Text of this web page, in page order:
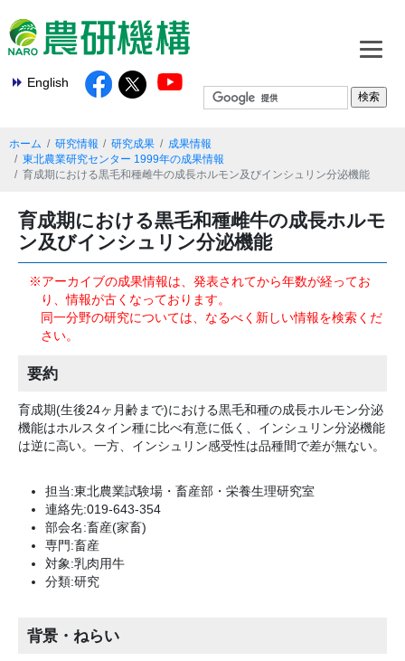
English
ホーム 研究情報 研究成果
成果情報
東北農業研究センター 1999年の成果情報
育成期における黒毛和種雌牛の成長ホルモン及びインシュリン分泌機能
育成期における黒毛和種雌牛の成長ホルモ
ン及びインシュリン分泌機能
※アーカイブの成果情報は、発表されてから年数が経ってお
り、情報が古くなっております。
同一分野の研究については、なるべく新しい情報を検索くだ
さい。
要約
育成期(生後24ヶ月齢まで)における黒毛和種の成長ホルモン分泌
機能はホルスタイン種に比べ有意に低く、インシュリン分泌機能
は逆に高い。一方、インシュリン感受性は品種間で差が無ない。
担当:東北農業試験場・畜産部・栄養生理研究室
連絡先:019-643-354
部会名:畜産(家畜)
専門:畜産
対象:乳肉用牛
分類:研究
背景・ねらい